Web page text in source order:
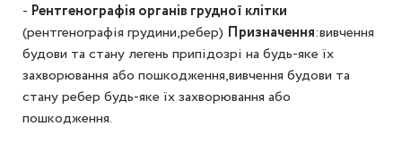
- Рентгенографія органів грудної клітки
(рентгенографія грудини,ребер) Призначення:вивчення
будови та стану легень припідозрі на будь-яке їх
захворювання або пошкодження,вивчення будови та
стану ребер будь-яке їх захворювання або
пошкодження.